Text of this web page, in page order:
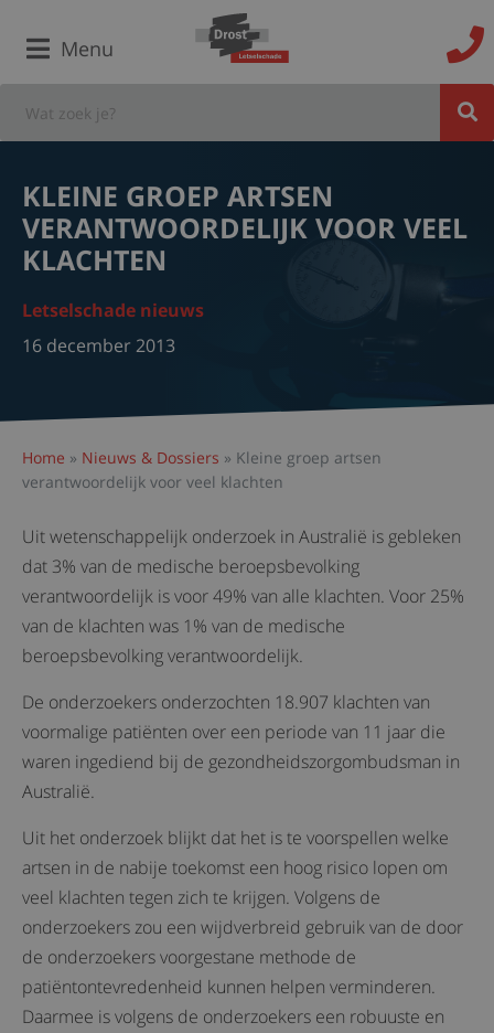
Menu
KLEINE GROEP ARTSEN
VERANTWOORDELIJK VOOR VEEL
KLACHTEN
Letselschade nieuws
16 december 2013
Home » Nieuws & Dossiers » Kleine groep artsen
verantwoordelijk voor veel klachten
Uit wetenschappelijk onderzoek in Australië is gebleken
dat 3% van de medische beroepsbevolking
verantwoordelijk is voor 49% van alle klachten. Voor 25%
van de klachten was 1% van de medische
beroepsbevolking verantwoordelijk.
De onderzoekers onderzochten 18.907 klachten van
voormalige patiënten over een periode van 11 jaar die
waren ingediend bij de gezondheidszorgombudsman in
Australië.
Uit het onderzoek blijkt dat het is te voorspellen welke
artsen in de nabije toekomst een hoog risico lopen om
veel klachten tegen zich te krijgen. Volgens de
onderzoekers zou een wijdverbreid gebruik van de door
de onderzoekers voorgestane methode de
patiëntontevredenheid kunnen helpen verminderen.
Daarmee is volgens de onderzoekers een ​​robuuste en